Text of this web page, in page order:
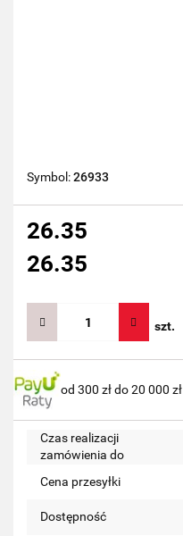
Symbol:26933
26.35
26.35
szt.
od 300 zł do 20 000 zł
Czas realizacji
zamówienia do
Cena przesyłki
Dostępność